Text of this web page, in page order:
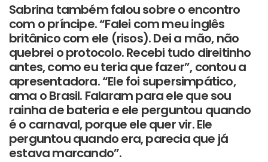
Sabrina também falou sobre o encontro
com o príncipe. “Falei com meu inglês
britânico com ele (risos). Dei a mão, não
quebrei o protocolo. Recebi tudo direitinho
antes, como eu teria que fazer”, contou a
apresentadora. “Ele foi supersimpático,
ama o Brasil. Falaram para ele que sou
rainha de bateria e ele perguntou quando
é o carnaval, porque ele quer vir. Ele
perguntou quando era, parecia que já
estava marcando”.